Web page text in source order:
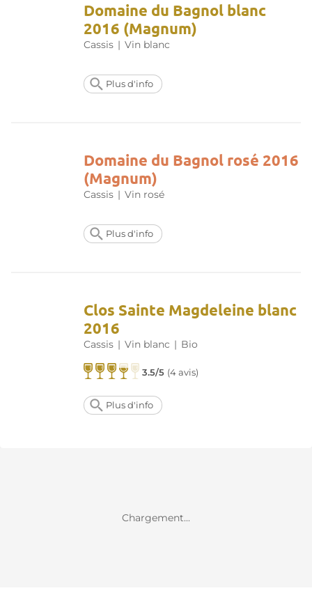
Domaine du Bagnol blanc
2016 (Magnum)
Cassis | Vin blanc
Plus d'info
Domaine du Bagnol rosé 2016
(Magnum)
Cassis | Vin rosé
Plus d'info
Clos Sainte Magdeleine blanc
2016
Cassis | Vin blanc | Bio
3.5/5 (4 avis)
Plus d'info
Chargement...